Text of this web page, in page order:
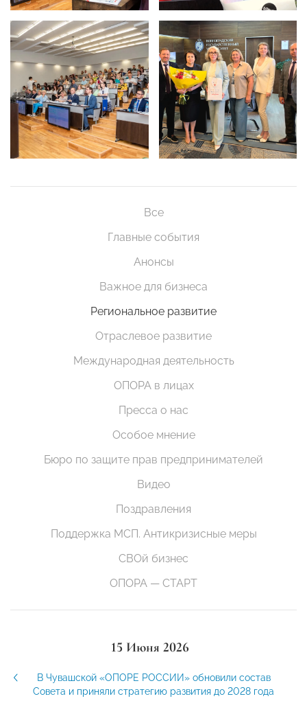
Все
Главные события
Анонсы
Важное для бизнеса
Региональное развитие
Отраслевое развитие
Международная деятельность
ОПОРА в лицах
Пресса о нас
Особое мнение
Бюро по защите прав предпринимателей
Видео
Поздравления
Поддержка МСП. Антикризисные меры
СВОй бизнес
ОПОРА — СТАРТ
15 Июня 2026
В Чувашской «ОПОРЕ РОССИИ» обновили состав
Совета и приняли стратегию развития до 2028 года